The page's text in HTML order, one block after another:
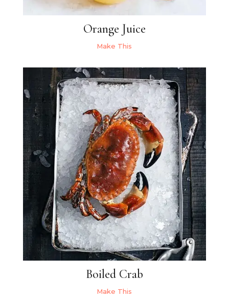
Orange Juice
Make This
Boiled Crab
Make This